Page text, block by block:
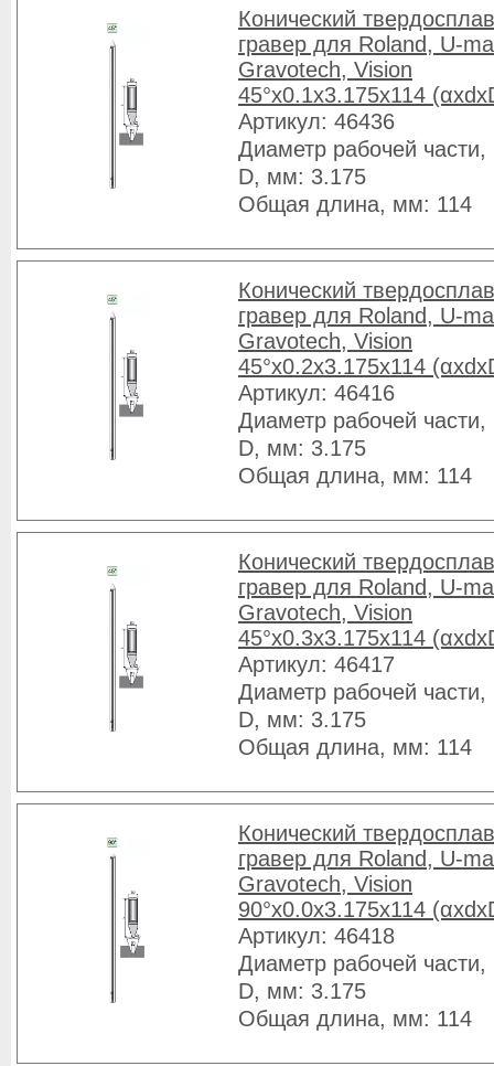
Конический
гравер для Roland, U-
Gravotech, Vision
45°x0.1x3.175x114
Артикул: 46436
Диаметр рабочей
D, мм: 3.175
Общая длина, мм: 114
Конический
гравер для Roland, U-
Gravotech, Vision
45°x0.2x3.175x114
Артикул: 46416
Диаметр рабочей
D, мм: 3.175
Общая длина, мм: 114
Конический
гравер для Roland, U-
Gravotech, Vision
45°x0.3x3.175x114
Артикул: 46417
Диаметр рабочей
D, мм: 3.175
Общая длина, мм: 114
Конический
гравер для Roland, U-
Gravotech, Vision
90°x0.0x3.175x114
Артикул: 46418
Диаметр рабочей
D, мм: 3.175
Общая длина, мм: 114